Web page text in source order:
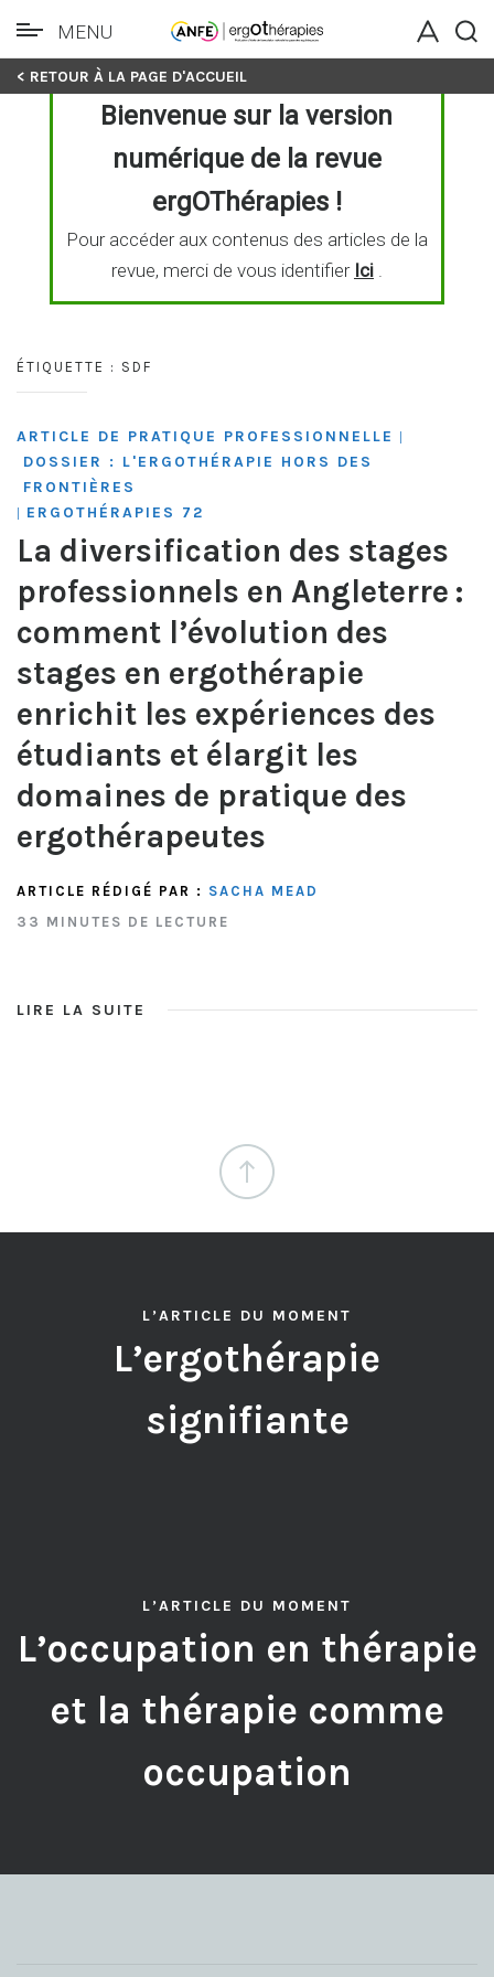
Skip
MENU
< RETOUR À LA PAGE D'ACCUEIL
Bienvenue sur la version
numérique de la revue
ergOThérapies !
Pour accéder aux contenus des articles de la
revue, merci de vous identifier Ici.
ÉTIQUETTE : SDF
ARTICLE DE PRATIQUE PROFESSIONNELLE |
DOSSIER : L'ERGOTHÉRAPIE HORS DES
FRONTIÈRES
| ERGOTHÉRAPIES 72
La diversification des stages
professionnels en Angleterre :
comment l’évolution des
stages en ergothérapie
enrichit les expériences des
étudiants et élargit les
domaines de pratique des
ergothérapeutes
ARTICLE RÉDIGÉ PAR : SACHA MEAD
33 MINUTES DE LECTURE
LIRE LA SUITE
L’ARTICLE DU MOMENT
L’ergothérapie
signifiante
L’ARTICLE DU MOMENT
L’occupation en thérapie
et la thérapie comme
occupation